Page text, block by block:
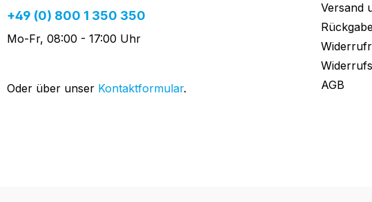
+49 (0) 800 1 350 350
Mo-Fr, 08:00 - 17:00 Uhr
Oder über unser Kontaktformular.
Versand
AGB